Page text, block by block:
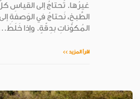
غيرُها. تَحتاجُ إلى القياسِ
الطَّبخِ، نَحتاجُ في الوَصفةِ
المُكوِّناتِ بدِقّةٍ. وإذا
اقرأ المزيد >>